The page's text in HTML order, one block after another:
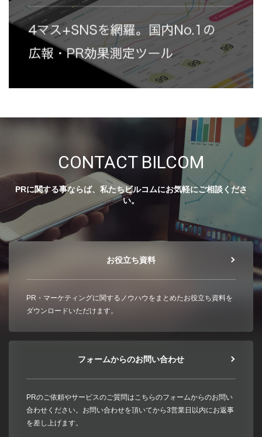
CONTACT BILCOM
PRに関する事ならば、私たちビルコムにお気軽にご相談くださ
い。
お役立ち資料
PR・マーケティングに関するノウハウをまとめたお役立ち資料を
ダウンロードいただけます。
フォームからのお問い合わせ
PRのご依頼やサービスのご質問はこちらのフォームからのお問い
合わせください。お問い合わせを頂いてから3営業日以内にお返事
を差し上げます。